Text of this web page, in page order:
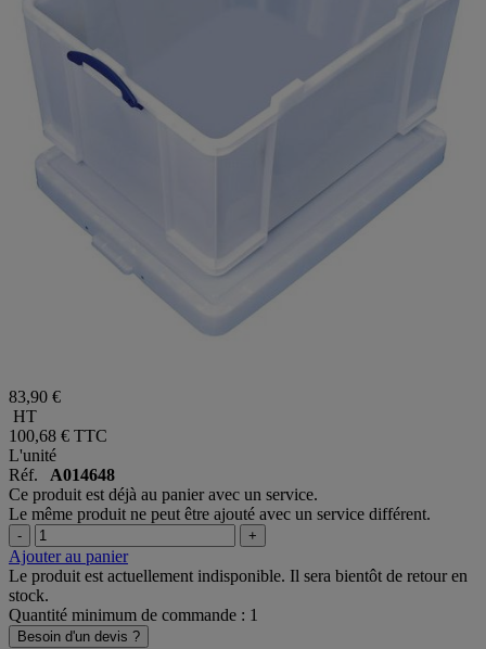
83,90 €
HT
100,68 € TTC
L'unité
Réf. A014648
Ce produit est déjà au panier avec un service.
Le même produit ne peut être ajouté avec un service différent.
- +
Ajouter au panier
Le produit est actuellement indisponible. Il sera bientôt de retour en
stock.
Quantité minimum de commande : 1
Besoin d'un devis ?